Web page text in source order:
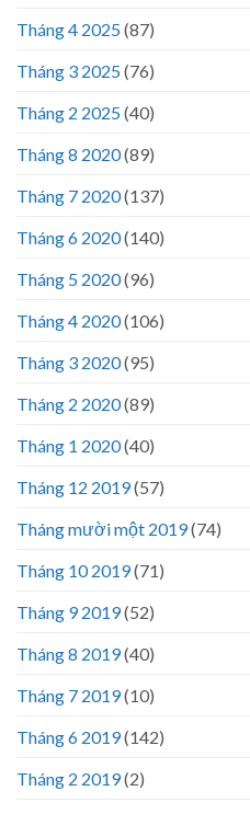
Tháng 4 2025(87)
Tháng 3 2025(76)
Tháng 2 2025(40)
Tháng 8 2020(89)
Tháng 7 2020(137)
Tháng 6 2020(140)
Tháng 5 2020(96)
Tháng 4 2020(106)
Tháng 3 2020(95)
Tháng 2 2020(89)
Tháng 1 2020(40)
Tháng 12 2019(57)
Tháng mười một 2019(74)
Tháng 10 2019(71)
Tháng 9 2019(52)
Tháng 8 2019(40)
Tháng 7 2019(10)
Tháng 6 2019(142)
Tháng 2 2019(2)